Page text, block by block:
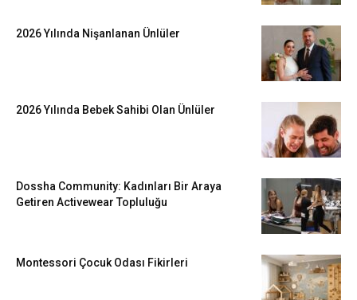
2026 Yılında Nişanlanan Ünlüler
2026 Yılında Bebek Sahibi Olan Ünlüler
Dossha Community: Kadınları Bir Araya
Getiren Activewear Topluluğu
Montessori Çocuk Odası Fikirleri